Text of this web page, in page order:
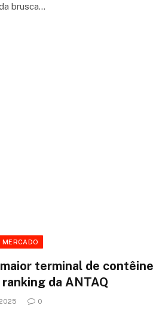
brusca…
terminal de
da ANTAQ
0